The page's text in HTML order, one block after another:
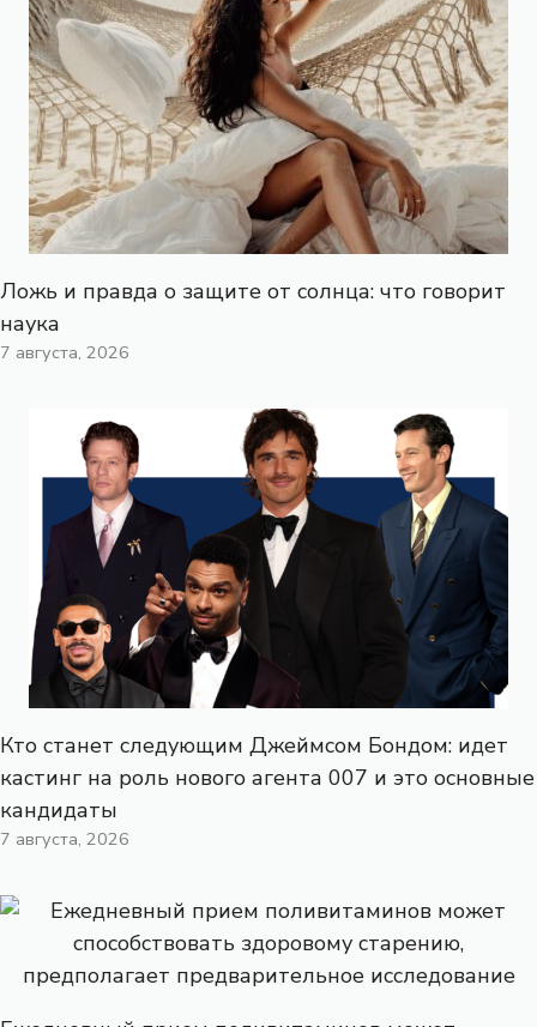
Ложь и правда о защите от солнца: что говорит
наука
7 августа, 2026
Кто станет следующим Джеймсом Бондом: идет
кастинг на роль нового агента 007 и это основные
кандидаты
7 августа, 2026